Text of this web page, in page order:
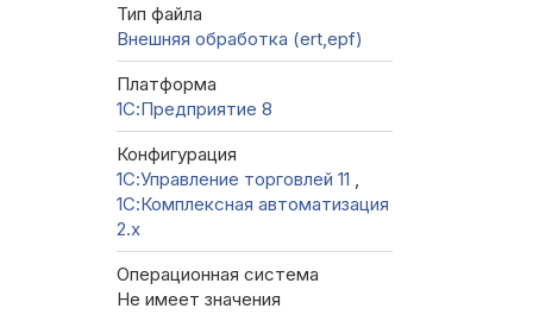
Тип файла
Внешняя обработка (ert,epf)
Платформа
1С:Предприятие 8
Конфигурация
1С:Управление торговлей 11
1С:Комплексная автоматизация
2.х
Операционная система
Не имеет значения